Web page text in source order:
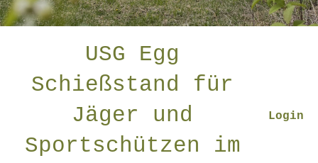
USG Egg
Schießstand für
Jäger und
Sportschützen im
Login